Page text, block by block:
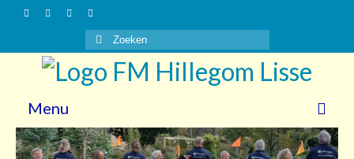
Zoeken
naar:
Menu
Nieuws